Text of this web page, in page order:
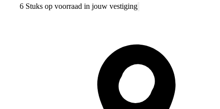
6 Stuks op voorraad in jouw vestiging